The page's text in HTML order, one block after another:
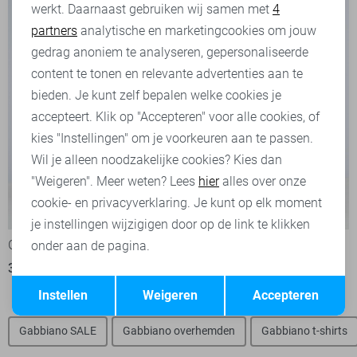
-50%
Gabbiano Korte broek
30,00
-50%
Gabbiano SALE Gabbiano overhemden Gabbiano t-shirts
Analytische cookies
Marketing cookies
Terug Opslaan
werkt. Daarnaast gebruiken wij samen met 4
partners analytische en marketingcookies om jouw
gedrag anoniem te analyseren, gepersonaliseerde
content te tonen en relevante advertenties aan te
bieden. Je kunt zelf bepalen welke cookies je
accepteert. Klik op "Accepteren" voor alle cookies, of
kies "Instellingen" om je voorkeuren aan te passen.
Wil je alleen noodzakelijke cookies? Kies dan
"Weigeren". Meer weten? Lees hieralles over onze
cookie- en privacyverklaring. Je kunt op elk moment
je instellingen wijzigigen door op de link te klikken
onder aan de pagina.
Accepteren
Weigeren
Instellen